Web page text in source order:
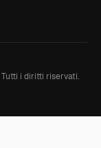
Tutti i diritti riservati.